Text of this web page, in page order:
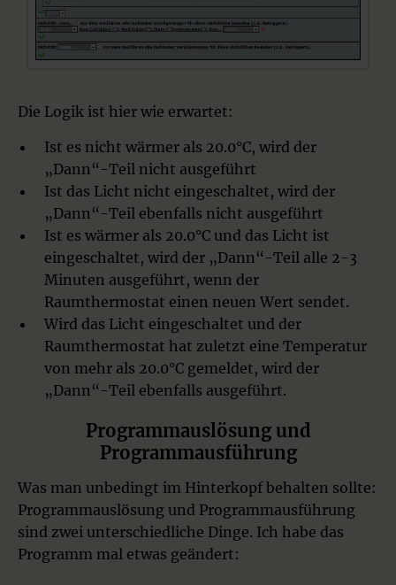
Die Logik ist hier wie erwartet:
Ist es nicht wärmer als 20.0°C, wird der
„Dann“-Teil nicht ausgeführt
Ist das Licht nicht eingeschaltet, wird der
„Dann“-Teil ebenfalls nicht ausgeführt
Ist es wärmer als 20.0°C und das Licht ist
eingeschaltet, wird der „Dann“-Teil alle 2-3
Minuten ausgeführt, wenn der
Raumthermostat einen neuen Wert sendet.
Wird das Licht eingeschaltet und der
Raumthermostat hat zuletzt eine Temperatur
von mehr als 20.0°C gemeldet, wird der
„Dann“-Teil ebenfalls ausgeführt.
Programmauslösung und
Programmausführung
Was man unbedingt im Hinterkopf behalten sollte:
Programmauslösung und Programmausführung
sind zwei unterschiedliche Dinge. Ich habe das
Programm mal etwas geändert: